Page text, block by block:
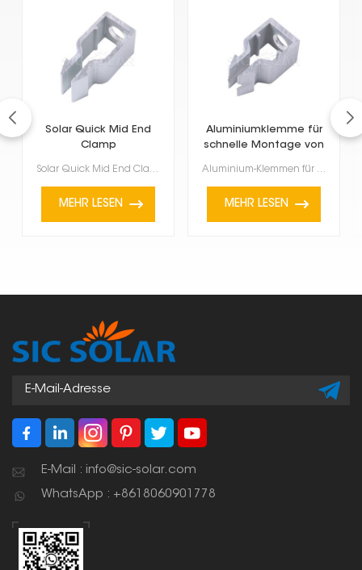
Solar Quick Mid End
Clamp
Solar Quick Mid End Clamp Befestigungsclip Dieser praktische kleine Clip befestigt Solarmodule an Mo...
MEHR LESEN
Aluminiumklemme für
schnelle Montage von
Aluminium-Klemmen für die Schnellmontage von Solarmodulen erleichtern die Installation enorm. Sie ha...
MEHR LESEN
E-Mail : info@sic-solar.com
WhatsApp : +8618060901778